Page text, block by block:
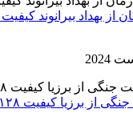
بهداد بیرانوند کیفیت ۱۲۸ + ۳۲۰
از برزیا کیفیت ۱۲۸ + ۳۲۰